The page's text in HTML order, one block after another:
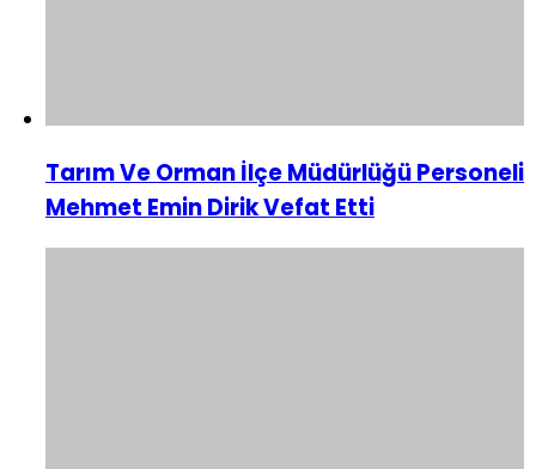
Tarım Ve Orman İlçe Müdürlüğü Personeli
Mehmet Emin Dirik Vefat Etti